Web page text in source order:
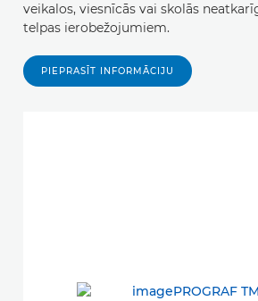
veikalos, viesnīcās vai skolās
telpas ierobežojumiem.
PIEPRASĪT INFORMĀCIJU